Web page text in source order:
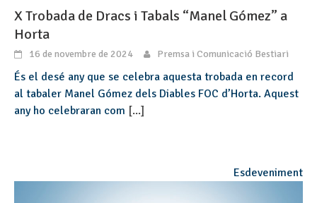
X Trobada de Dracs i Tabals “Manel Gómez” a
Horta
16 de novembre de 2024 Premsa i Comunicació Bestiari
És el desé any que se celebra aquesta trobada en record
al tabaler Manel Gómez dels Diables FOC d’Horta. Aquest
any ho celebraran com [...]
Esdeveniment